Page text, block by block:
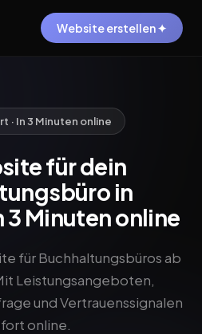
Website erstellen ✦
· In 3 Minuten online
für dein
in
Minuten online
für Buchhaltungsbüros ab
Leistungsangeboten,
und Vertrauenssignalen
online.